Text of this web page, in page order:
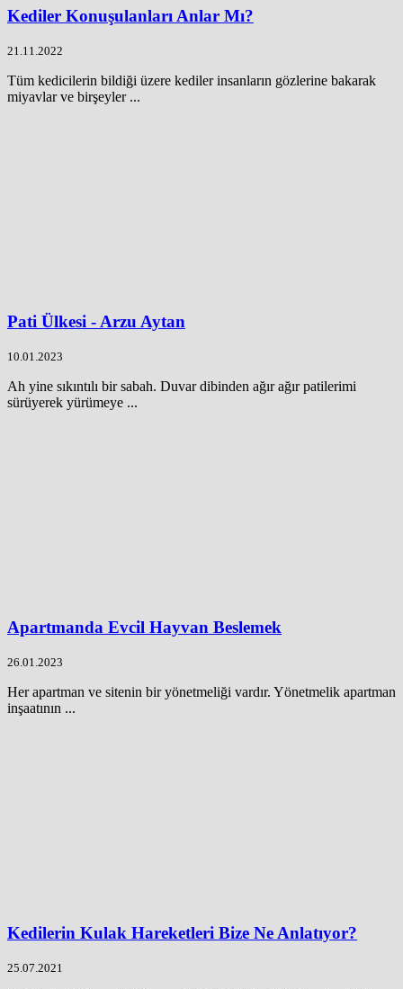
Kediler Konuşulanları Anlar Mı?
21.11.2022
Tüm kedicilerin bildiği üzere kediler insanların gözlerine bakarak
miyavlar ve birşeyler ...
Pati Ülkesi - Arzu Aytan
10.01.2023
Ah yine sıkıntılı bir sabah. Duvar dibinden ağır ağır patilerimi
sürüyerek yürümeye ...
Apartmanda Evcil Hayvan Beslemek
26.01.2023
Her apartman ve sitenin bir yönetmeliği vardır. Yönetmelik apartman
inşaatının ...
Kedilerin Kulak Hareketleri Bize Ne Anlatıyor?
25.07.2021